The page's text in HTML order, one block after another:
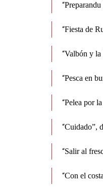
“
“Fiesta de
“Valbón y la
“Pesca en
“Pelea por
“Cuidado”,
“Salir al
“Con el